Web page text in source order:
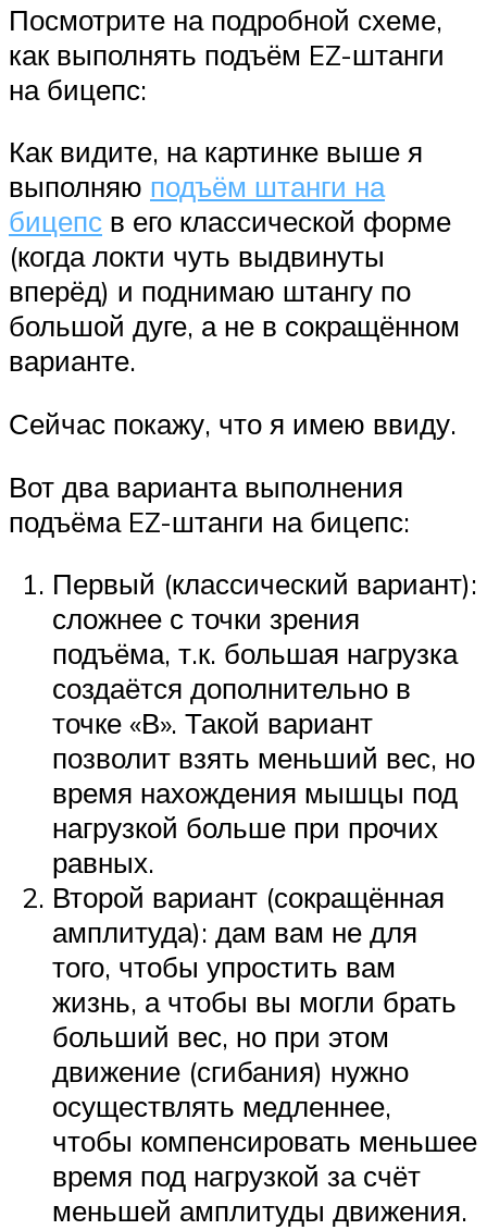
Посмотрите на подробной схеме,
как выполнять подъём EZ-штанги
на бицепс:
Как видите, на картинке выше я
выполняю подъём штанги на
бицепс в его классической форме
(когда локти чуть выдвинуты
вперёд) и поднимаю штангу по
большой дуге, а не в сокращённом
варианте.
Сейчас покажу, что я имею ввиду.
Вот два варианта выполнения
подъёма EZ-штанги на бицепс:
Первый (классический вариант):
сложнее с точки зрения
подъёма, т.к. большая нагрузка
создаётся дополнительно в
точке «В». Такой вариант
позволит взять меньший вес, но
время нахождения мышцы под
нагрузкой больше при прочих
равных.
Второй вариант (сокращённая
амплитуда): дам вам не для
того, чтобы упростить вам
жизнь, а чтобы вы могли брать
больший вес, но при этом
движение (сгибания) нужно
осуществлять медленнее,
чтобы компенсировать меньшее
время под нагрузкой за счёт
меньшей амплитуды движения.